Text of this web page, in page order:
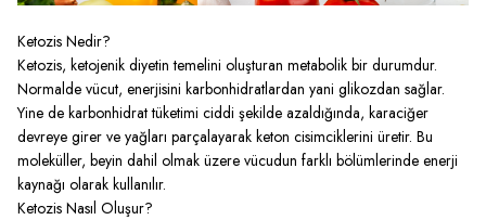
Ketozis Nedir?
Ketozis, ketojenik diyetin temelini oluşturan metabolik bir durumdur.
Normalde vücut, enerjisini karbonhidratlardan yani glikozdan sağlar.
Yine de karbonhidrat tüketimi ciddi şekilde azaldığında, karaciğer
devreye girer ve yağları parçalayarak keton cisimciklerini üretir. Bu
moleküller, beyin dahil olmak üzere vücudun farklı bölümlerinde enerji
kaynağı olarak kullanılır.
Ketozis Nasıl Oluşur?